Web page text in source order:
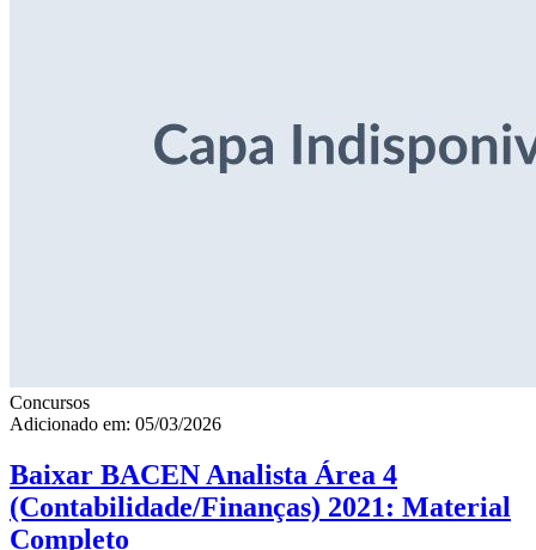
Concursos
Adicionado em: 05/03/2026
Baixar BACEN Analista Área 4
(Contabilidade/Finanças) 2021: Material
Completo